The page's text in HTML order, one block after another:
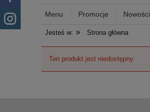
Menu Promocje Nowości
Jesteś w: » Strona główna
Ten produkt jest niedostępny.